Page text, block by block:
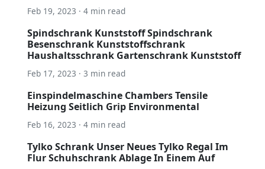
Feb 19, 2023 · 4 min read
Spindschrank Kunststoff Spindschrank
Besenschrank Kunststoffschrank
Haushaltsschrank Gartenschrank Kunststoff
Feb 17, 2023 · 3 min read
Einspindelmaschine Chambers Tensile
Heizung Seitlich Grip Environmental
Feb 16, 2023 · 4 min read
Tylko Schrank Unser Neues Tylko Regal Im
Flur Schuhschrank Ablage In Einem Auf